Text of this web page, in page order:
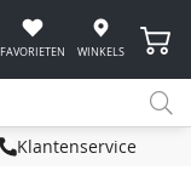
FAVORIETEN WINKELS
Klantenservice